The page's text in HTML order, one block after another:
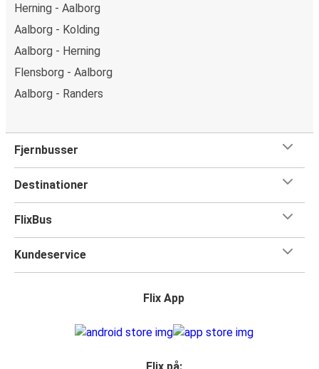
Herning - Aalborg
Aalborg - Kolding
Aalborg - Herning
Flensborg - Aalborg
Aalborg - Randers
Fjernbusser
Destinationer
FlixBus
Kundeservice
Flix App
Flix på: